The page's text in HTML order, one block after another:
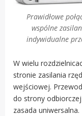
Prawidłowe
wspólne
indywidualne
W wielu
stronie zasilania
wejściowej.
do strony
zasada